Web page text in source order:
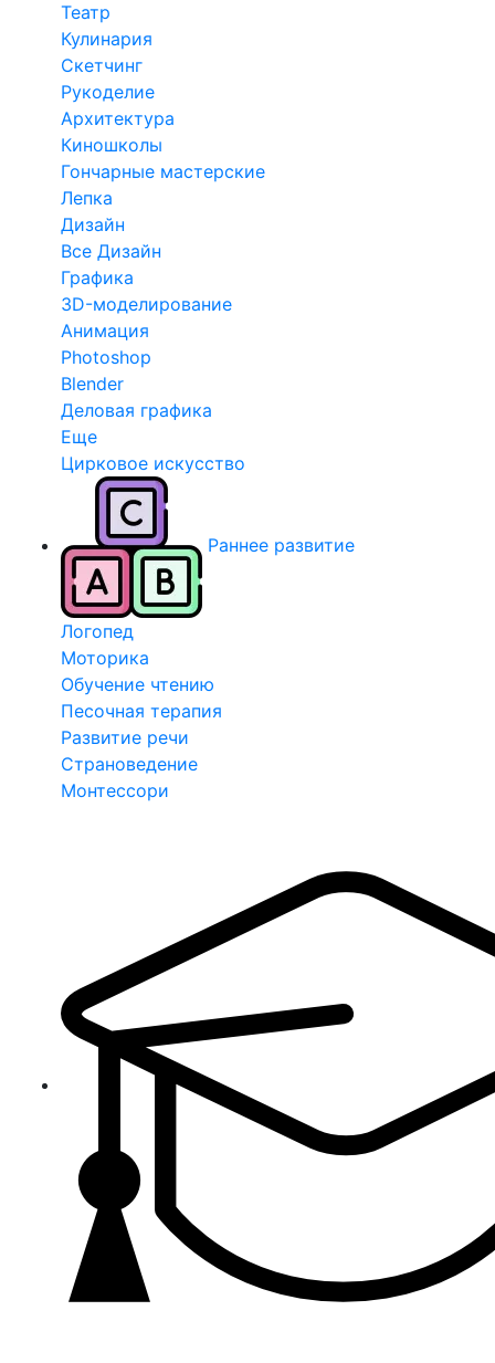
Театр
Кулинария
Скетчинг
Рукоделие
Архитектура
Киношколы
Гончарные мастерские
Лепка
Дизайн
Все Дизайн
Графика
3D-моделирование
Анимация
Photoshop
Blender
Деловая графика
Еще
Цирковое искусство
Раннее развитие
Логопед
Моторика
Обучение чтению
Песочная терапия
Развитие речи
Страноведение
Монтессори